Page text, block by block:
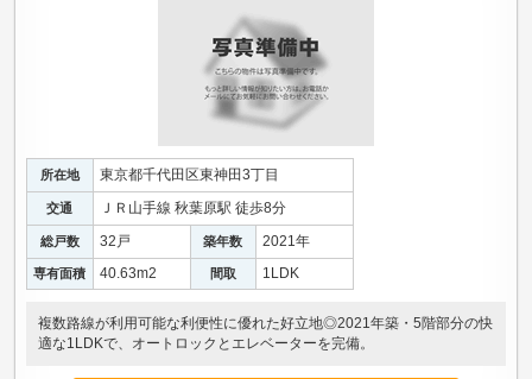
所在地 東京都千代田区東神田3丁目
交通 ＪＲ山手線 秋葉原駅 徒歩8分
総戸数 32戸 築年数 2021年
専有面積 40.63m2 間取 1LDK
複数路線が利用可能な利便性に優れた好立地◎2021年築・5階部分の快
適な1LDKで、オートロックとエレベーターを完備。